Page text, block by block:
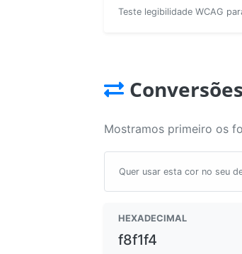
Teste legibilidade WCAG
Mostramos primeiro os
Quer usar esta cor no seu
HEXADECIMAL
f8f1f4